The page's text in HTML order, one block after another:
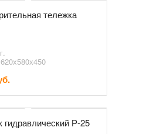
тележка
гидравлический Р-25